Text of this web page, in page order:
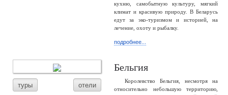
кухню, самобытную культуру, мягкий
климат и красивую природу. В Беларусь
едут за эко-туризмом и историей, на
лечение, охоту и рыбалку.
подробнее...
туры отели
Бельгия
Королевство Бельгия, несмотря на
относительно небольшую территорию,